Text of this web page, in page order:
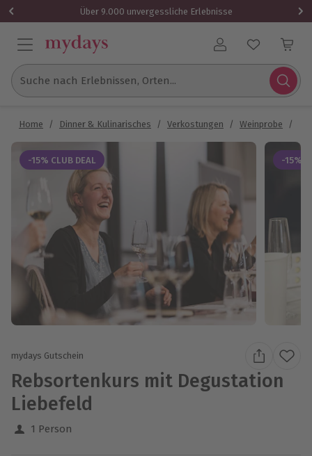
Über 9.000 unvergessliche Erlebnisse
Benutzerkonto
Suche nach Erlebnissen, Orten...
Home / Dinner & Kulinarisches / Verkostungen / Weinprobe /
-15% CLUB DEAL -15%
mydays Gutschein
Rebsortenkurs mit Degustation
Liebefeld
1 Person